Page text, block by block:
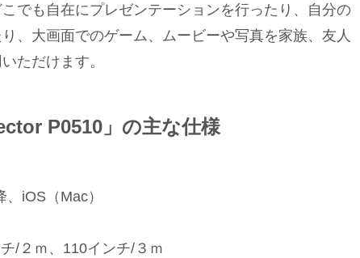
でも自在にプレゼンテーションを行ったり、自分の
、大画面でのゲーム、ムービーや写真を家族、友人
ただけます。
P0510」の主な仕様
iOS（Mac）
/２ｍ、110インチ/３ｍ